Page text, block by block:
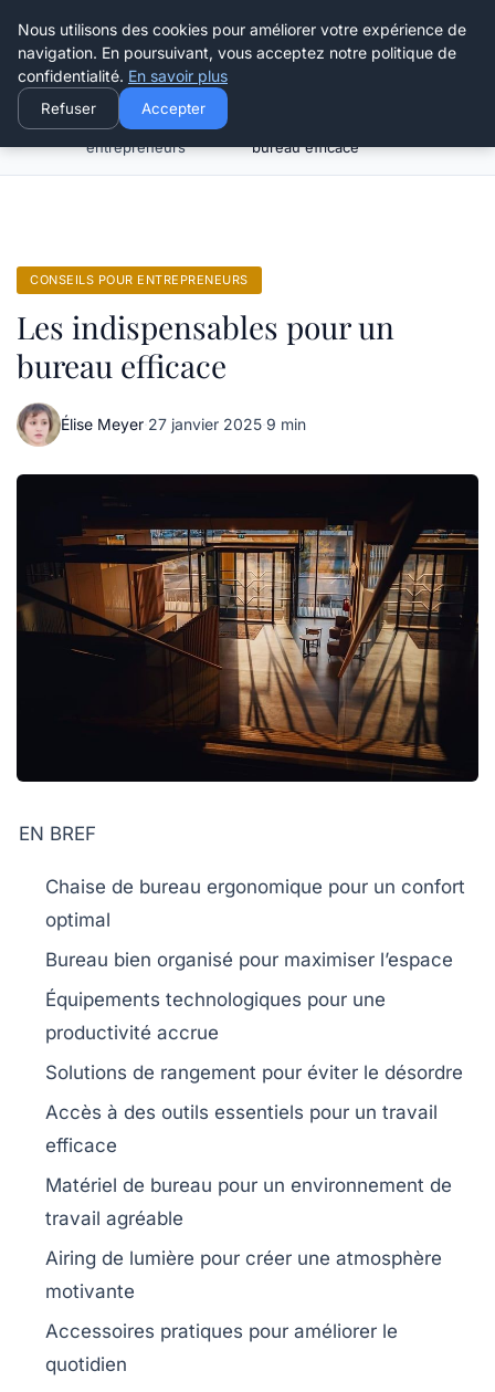
Henry Panky
Conseils pour
entrepreneurs
bureau efficace
CONSEILS POUR ENTREPRENEURS
Les indispensables pour un
bureau efficace
Élise Meyer·27 janvier 2025·9 min
EN BREF
Chaise de bureau ergonomique pour un confort
optimal
Bureau bien organisé pour maximiser l’espace
Équipements technologiques pour une
productivité accrue
Solutions de rangement pour éviter le désordre
Accès à des outils essentiels pour un travail
efficace
Matériel de bureau pour un environnement de
travail agréable
Airing de lumière pour créer une atmosphère
motivante
Accessoires pratiques pour améliorer le
quotidien
Nous utilisons des cookies pour améliorer votre expérience de
navigation. En poursuivant, vous acceptez notre politique de
confidentialité. En savoir plus
Refuser Accepter